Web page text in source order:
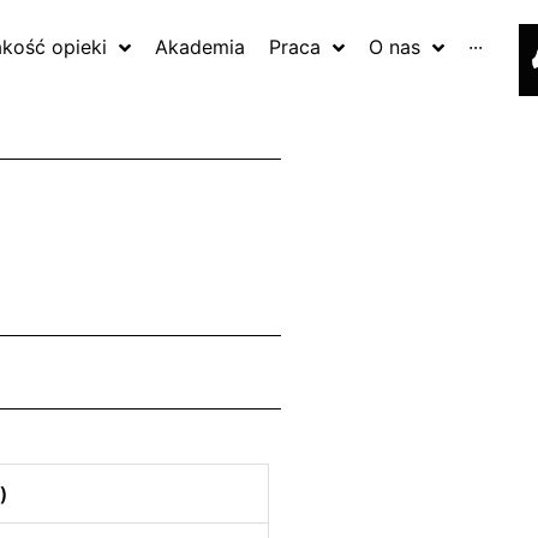
opieki Akademia Praca O nas ···